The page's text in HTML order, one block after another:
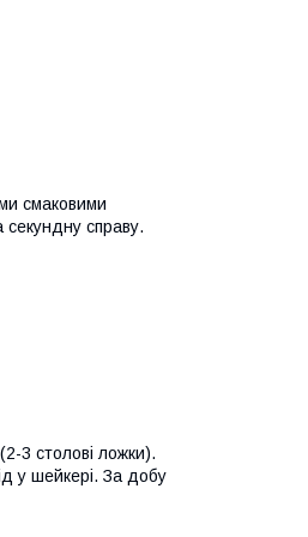
смаковими
секундну справу.
3 столові ложки).
у шейкері. За добу